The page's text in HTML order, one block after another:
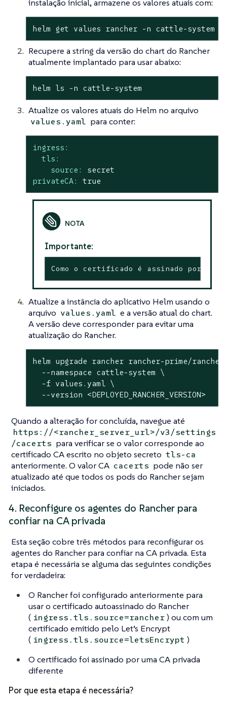
instalação inicial, armazene os valores atuais com:
helm get values rancher -n cattle-system -
Recupere a string da versão do chart do Rancher
atualmente implantado para usar abaixo:
helm ls -n cattle-system
Atualize os valores atuais do Helm no arquivo
values.yaml para conter:
ingress:
tls:
source:
secret
privateCA:
true
Importante:
Como o certificado é assinado por
Atualize a instância do aplicativo Helm usando o
arquivo values.yaml e a versão atual do chart.
A versão deve corresponder para evitar uma
atualização do Rancher.
helm upgrade rancher rancher-prime/
  --namespace cattle-system \
  -f values.yaml \
  --version <DEPLOYED_RANCHER_VERSION>
Quando a alteração for concluída, navegue até
https://<rancher_server_url>/v3/settings
/cacerts para verificar se o valor corresponde ao
certificado CA escrito no objeto secreto tls-ca
anteriormente. O valor CA cacerts pode não ser
atualizado até que todos os pods do Rancher sejam
iniciados.
4. Reconfigure os agentes do Rancher para
confiar na CA privada
Esta seção cobre três métodos para reconfigurar os
agentes do Rancher para confiar na CA privada. Esta
etapa é necessária se alguma das seguintes condições
for verdadeira:
O Rancher foi configurado anteriormente para
usar o certificado autoassinado do Rancher
( ingress.tls.source=rancher) ou com um
certificado emitido pelo Let’s Encrypt
( ingress.tls.source=letsEncrypt )
O certificado foi assinado por uma CA privada
diferente
Por que esta etapa é necessária?